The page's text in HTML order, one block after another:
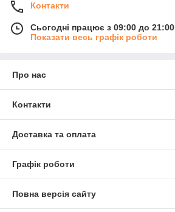
Контакти
Сьогодні працює з 09:00 до 21:00
Показати весь графік роботи
Про нас
Контакти
Доставка та оплата
Графік роботи
Повна версія сайту